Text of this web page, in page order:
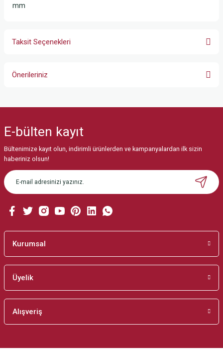
mm
Taksit Seçenekleri
Önerileriniz
Görüş ve önerileriniz için teşekkür ederiz.
Ürün resmi kalitesiz, bozuk veya görüntülenemiyor.
Ürün açıklamasında eksik bilgiler bulunuyor.
Ürün bilgilerinde hatalar bulunuyor.
Bu ürüne benzer farklı alternatifler olmalı.
E-bülten kayıt
Bültenimize kayıt olun, indirimli ürünlerden ve kampanyalardan ilk sizin
haberiniz olsun!
Kurumsal
Üyelik
Alışveriş